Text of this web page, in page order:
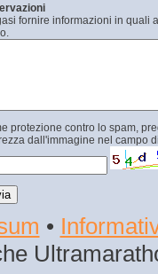
fornire informazioni in quali
protezione contro lo spam,
dall'immagine nel campo
•